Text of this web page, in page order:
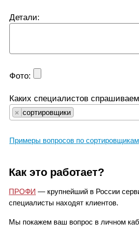
Детали:
Фото:
Каких специалистов
× сортировщики
Примеры вопросов по сортировщикам
Как это работает?
ПРОФИ — крупнейший в России
специалисты находят клиентов.
Мы покажем ваш вопрос в личном